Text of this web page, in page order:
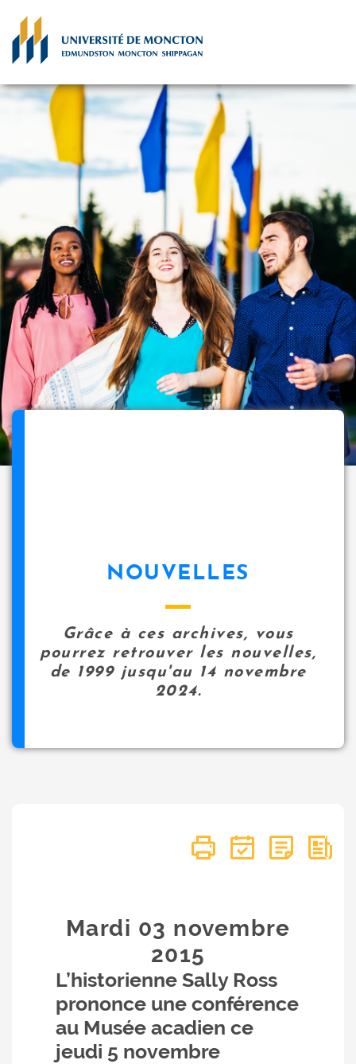
NOUVELLES
Grâce à ces archives, vous
pourrez retrouver les nouvelles,
de 1999 jusqu'au 14 novembre
2024.
Mardi 03 novembre
2015
L’historienne Sally Ross
prononce une conférence
au Musée acadien ce
jeudi 5 novembre